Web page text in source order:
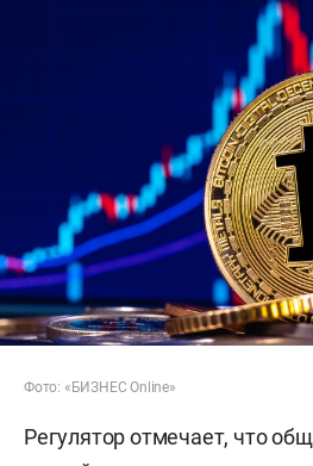
Фото: «БИЗНЕС Online»
Регулятор отмечает, что